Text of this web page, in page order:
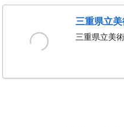
三重県立
三重県立美